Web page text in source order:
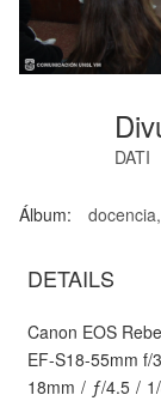
DATI
Álbum:
DETAILS
Canon EOS
EF-S18-55mm f/
18mm / ƒ/4.5 /